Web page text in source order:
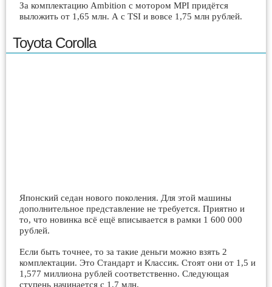
За комплектацию Ambition с мотором MPI придётся
выложить от 1,65 млн. А с TSI и вовсе 1,75 млн рублей.
Toyota Corolla
Японский седан нового поколения. Для этой машины
дополнительное представление не требуется. Приятно и
то, что новинка всё ещё вписывается в рамки 1 600 000
рублей.
Если быть точнее, то за такие деньги можно взять 2
комплектации. Это Стандарт и Классик. Стоят они от 1,5 и
1,577 миллиона рублей соответственно. Следующая
ступень начинается с 1,7 млн.